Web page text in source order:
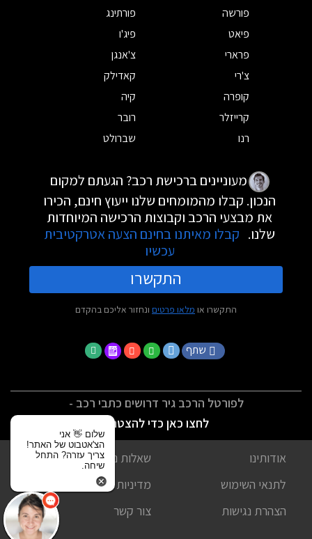
פורשה
פורתינג
פיאט
פיג'ו
פרארי
צ'אנגן
צ'רי
קאדילק
קופרה
קיה
קרייזלר
רובר
רנו
שברולט
מעוניינים ברכישת רכב? הגעתם למקום
הנכון. קבלו מהמומחים שלנו ייעוץ חינם, הכירו
את מבצעי הרכב וקבוצות הרכישה המיוחדות
שלנו. קבלו מאיתנו בחינם הצעה אטרקטיבית
עכשיו
התקשרו
התקשרו או מלאו פרטים ונחזור אליכם בהקדם
שתף
לפורטל הרכב גיר דרושים כתבי רכב -
לחצו כאן כדי להצטרף
אודותינו
שאלות נפוצות
לתנאי השימוש
מדיניות פרטיות
הצהרת נגישות
צור קשר
שלום 👋 אני
הצ'אטבוט של האתר!
צריך עזרה? התחל
שיחה.